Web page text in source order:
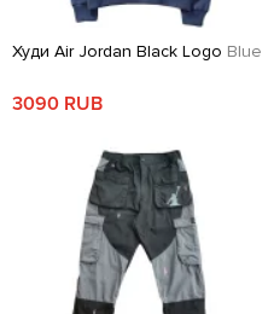
Худи Air Jordan Black Logo Blue
3090 RUB